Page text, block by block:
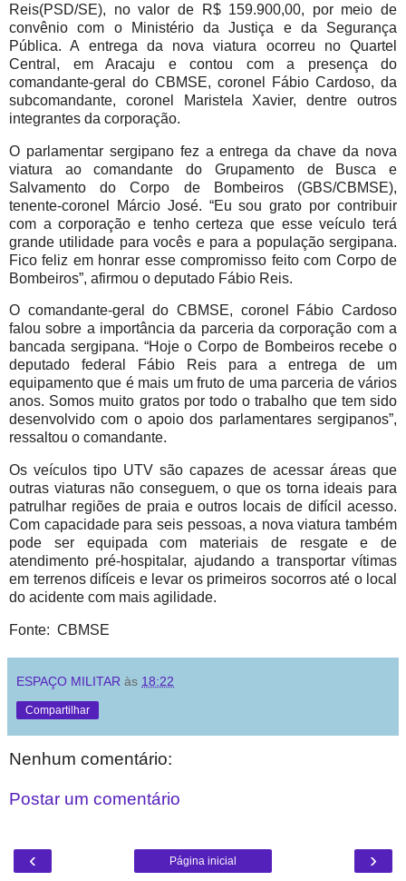
Reis(PSD/SE), no valor de R$ 159.900,00, por meio de
convênio com o Ministério da Justiça e da Segurança
Pública. A entrega da nova viatura ocorreu no Quartel
Central, em Aracaju e contou com a presença do
comandante-geral do CBMSE, coronel Fábio Cardoso, da
subcomandante, coronel Maristela Xavier, dentre outros
integrantes da corporação.
O parlamentar sergipano fez a entrega da chave da nova
viatura ao comandante do Grupamento de Busca e
Salvamento do Corpo de Bombeiros (GBS/CBMSE),
tenente-coronel Márcio José. “Eu sou grato por contribuir
com a corporação e tenho certeza que esse veículo terá
grande utilidade para vocês e para a população sergipana.
Fico feliz em honrar esse compromisso feito com Corpo de
Bombeiros”, afirmou o deputado Fábio Reis.
O comandante-geral do CBMSE, coronel Fábio Cardoso
falou sobre a importância da parceria da corporação com a
bancada sergipana. “Hoje o Corpo de Bombeiros recebe o
deputado federal Fábio Reis para a entrega de um
equipamento que é mais um fruto de uma parceria de vários
anos. Somos muito gratos por todo o trabalho que tem sido
desenvolvido com o apoio dos parlamentares sergipanos”,
ressaltou o comandante.
Os veículos tipo UTV são capazes de acessar áreas que
outras viaturas não conseguem, o que os torna ideais para
patrulhar regiões de praia e outros locais de difícil acesso.
Com capacidade para seis pessoas, a nova viatura também
pode ser equipada com materiais de resgate e de
atendimento pré-hospitalar, ajudando a transportar vítimas
em terrenos difíceis e levar os primeiros socorros até o local
do acidente com mais agilidade.
Fonte: CBMSE
ESPAÇO MILITAR às 18:22
Compartilhar
Nenhum comentário:
Postar um comentário
‹ ›
Página inicial